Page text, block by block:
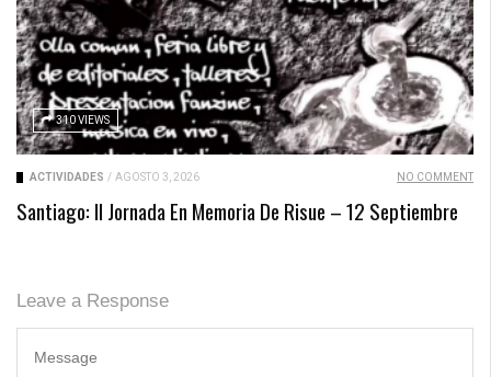
310 VIEWS
ACTIVIDADES / AGOSTO 3, 2026 NO COMMENT
Santiago: II Jornada En Memoria De Risue – 12 Septiembre
Leave a Response